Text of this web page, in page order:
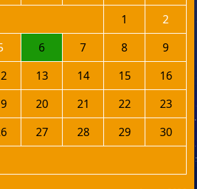
1
2
6 7 8
9
13 14 15
16
20 21 22
23
27 28 29
30